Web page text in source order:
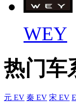
WEY
热门车
元 EV 秦 EV 宋 EV